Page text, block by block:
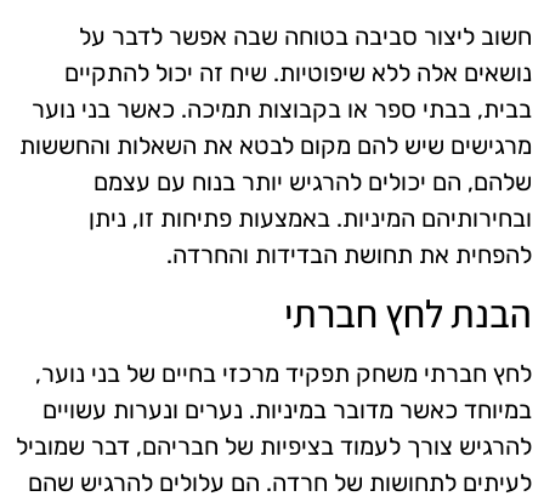
חשוב ליצור סביבה בטוחה שבה אפשר לדבר על
נושאים אלה ללא שיפוטיות. שיח זה יכול להתקיים
בבית, בבתי ספר או בקבוצות תמיכה. כאשר בני נוער
מרגישים שיש להם מקום לבטא את השאלות והחששות
שלהם, הם יכולים להרגיש יותר בנוח עם עצמם
ובחירותיהם המיניות. באמצעות פתיחות זו, ניתן
להפחית את תחושת הבדידות והחרדה.
הבנת לחץ חברתי
לחץ חברתי משחק תפקיד מרכזי בחיים של בני נוער,
במיוחד כאשר מדובר במיניות. נערים ונערות עשויים
להרגיש צורך לעמוד בציפיות של חבריהם, דבר שמוביל
לעיתים לתחושות של חרדה. הם עלולים להרגיש שהם